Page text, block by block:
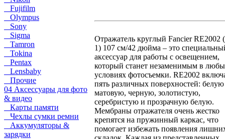
Fujifilm
Olympus
Sony
Sigma
Tamron
Tokina
Pentax
Lensbaby
Прочие
04 Аксессуары для фото
& видео
Карты памяти
Чехлы сумки ремни
Аккумуляторы &
зарядки
Отражатель круглый Fancier RE2002
1) 107 см/42 дюйма – это
аксессуар для работы с освещением,
который станет незаменимым в
условиях фотосъемки. RE2002
пять различных поверхностей: белую
матовую, черную, золотистую,
серебристую и прозрачную белую.
Мембраны отражателя очень жестко
крепятся на пружинный каркас, что
помогает избежать появления